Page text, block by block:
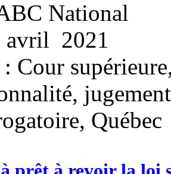
National
avril 2021
Cour
Québec